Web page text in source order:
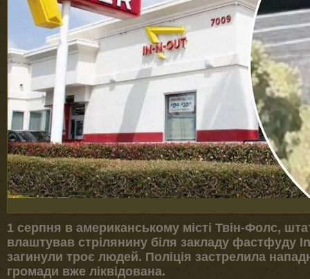
1 серпня в американському місті Твін-Фолс,
влаштував стрілянину біля закладу фастфуду
загинули троє людей. Поліція застрелила
громади вже ліквідована.